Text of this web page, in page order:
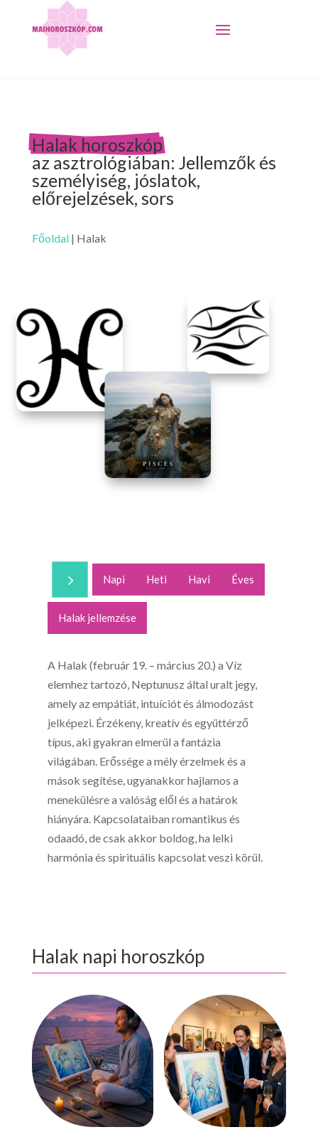
Halak horoszkóp
az asztrológiában: Jellemzők és
személyiség, jóslatok,
előrejelzések, sors
Főoldal| Halak
5 Napi Heti Havi Éves
Halak jellemzése
A Halak (február 19. – március 20.) a Víz
elemhez tartozó, Neptunusz által uralt jegy,
amely az empátiát, intuíciót és álmodozást
jelképezi. Érzékeny, kreatív és együttérző
típus, aki gyakran elmerül a fantázia
világában. Erőssége a mély érzelmek és a
mások segítése, ugyanakkor hajlamos a
menekülésre a valóság elől és a határok
hiányára. Kapcsolataiban romantikus és
odaadó, de csak akkor boldog, ha lelki
harmónia és spirituális kapcsolat veszi körül.
Halak napi horoszkóp